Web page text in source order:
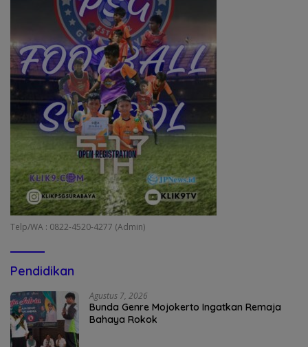
Telp/WA : 0822-4520-4277 (Admin)
Pendidikan
Agustus 7, 2026
Bunda Genre Mojokerto Ingatkan Remaja
Bahaya Rokok